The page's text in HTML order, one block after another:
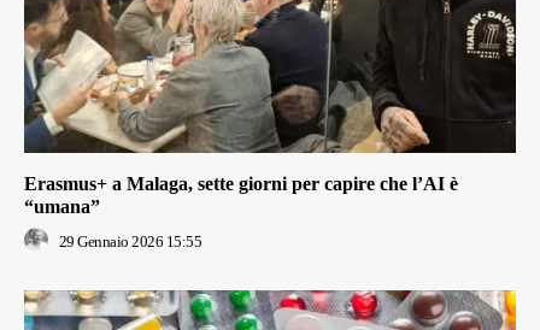
Erasmus+ a Malaga, sette giorni per capire che l’AI è
“umana”
29 Gennaio 2026 15:55